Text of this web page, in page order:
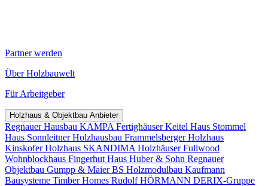
Partner werden
Über Holzbauwelt
Für Arbeitgeber
Holzhaus & Objektbau Anbieter
Regnauer Hausbau KAMPA FertighäuserKeitel Haus Stommel
Haus Sonnleitner Holzhausbau Frammelsberger Holzhaus
Kinskofer Holzhaus SKANDIMA HolzhäuserFullwood
Wohnblockhaus Fingerhut Haus Huber & Sohn Regnauer
Objektbau Gumpp & MaierBS Holzmodulbau Kaufmann
Bausysteme Timber Homes Rudolf HÖRMANN DERIX-Gruppe